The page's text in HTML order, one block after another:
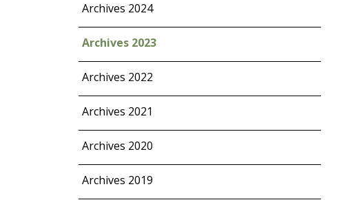
Archives 2024
Archives 2023
Archives 2022
Archives 2021
Archives 2020
Archives 2019